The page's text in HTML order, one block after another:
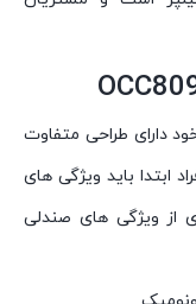
دارای طراحی متفاوت
ابتدا باید ویژگی های
از ویژگی های صندلی